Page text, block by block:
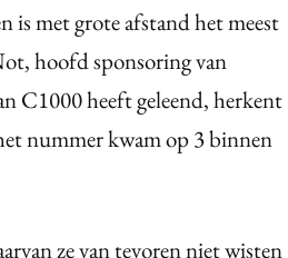
is met grote afstand het meest
hoofd sponsoring van
C1000 heeft geleend, herkent
nummer kwam op 3 binnen
ze van tevoren niet wisten